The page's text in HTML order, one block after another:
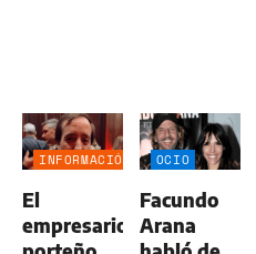
INFORMACIÓN
El
empresario
OCIO
Facundo
Arana